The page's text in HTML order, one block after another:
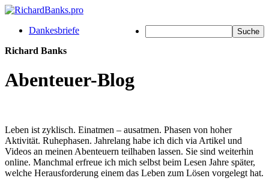
Dankesbriefe
Richard Banks
Abenteuer-Blog
Leben ist zyklisch. Einatmen – ausatmen. Phasen von hoher
Aktivität. Ruhephasen. Jahrelang habe ich dich via Artikel und
Videos an meinen Abenteuern teilhaben lassen. Sie sind weiterhin
online. Manchmal erfreue ich mich selbst beim Lesen Jahre später,
welche Herausforderung einem das Leben zum Lösen vorgelegt hat.